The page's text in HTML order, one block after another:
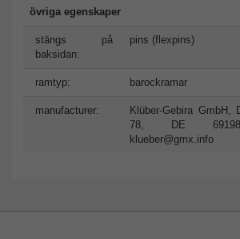
övriga egenskaper
stängs på
baksidan:
pins (flexpins)
ramtyp: barockramar
manufacturer:
Klüber-Gebira GmbH,
78, DE 69198
klueber@gmx.info